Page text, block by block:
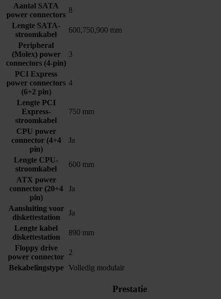
Aantal SATA
power connectors
8
Lengte SATA-
stroomkabel
600,750,900 mm
Peripheral
(Molex) power
connectors (4-pin)
3
PCI Express
power connectors
(6+2 pin)
4
Lengte PCI
Express-
stroomkabel
750 mm
CPU power
connector (4+4
pin)
Ja
Lengte CPU-
stroomkabel
600 mm
ATX power
connector (20+4
pin)
Ja
Aansluiting voor
diskettestation
Ja
Lengte kabel
diskettestation
890 mm
Floppy drive
power connector
2
Bekabelingstype
Volledig modulair
Prestatie